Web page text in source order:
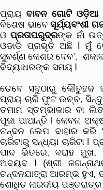
ପ୍ରାୟବାବନ ଗୋଟି ଓଡ଼ିଆ
ବିଶେଷ ଭାବେସୂର୍ଯ୍ୟବଂଶୀ
ଓପ୍ରତାପରୁଦ୍ରଙ୍କ ନାଁ
ଓଡାଡି ପ୍ରଭୃତି ଅଛି l ମୁଁ
ସୁବର୍ଣ୍ଣ କେଶର ଦେବ’,
ବିଦ୍ୟାଧରଙ୍କ ସମୟ l
ତେବେ ସବୁଠାରୁ କୌତୁହଳ
ପ୍ରାୟ ଚାରି ଫୁଟ ଉଚ୍ଚ,
ତମାମ ସ୍ତମ୍ଭାକାର ବା
ପୂଜା ପାଆନ୍ତି l କେବଳ
ଚନ୍ଦନ ଲେପ ବାହାର କରି
ଚାରିଟାରୁ ସନ୍ଧ୍ୟା ଚାରିଟା
ପାଦ ଭିତରେ, ବରାହ ମୁଖ,
ଅବୟବ l (ଶ୍ରୀ
ଚନ୍ଦନଯାତ୍ରା ଆରମ୍ଭ ହୁଏ,
ଶୋଧିତ ନାରଦୀୟ